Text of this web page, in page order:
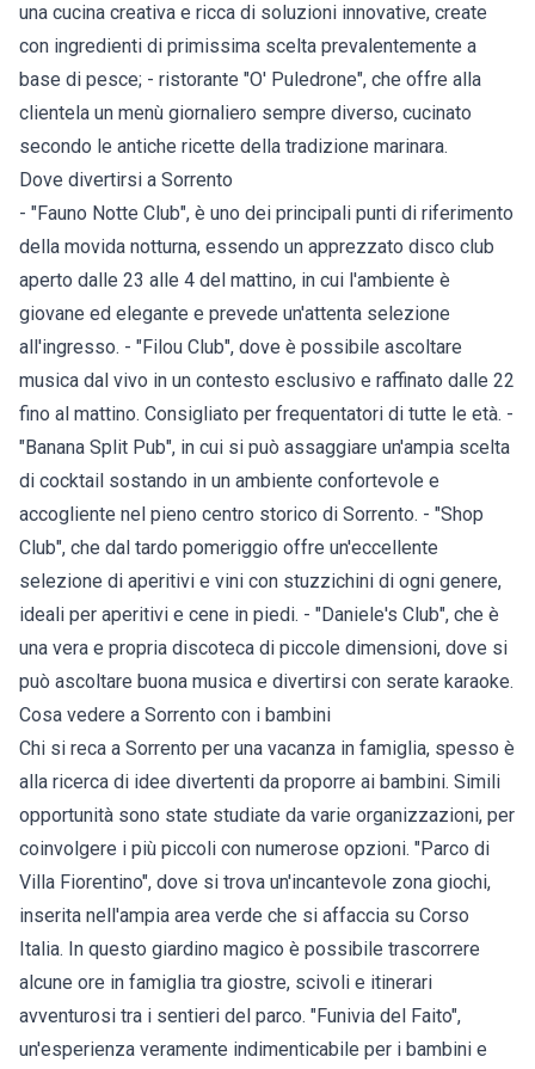
una cucina creativa e ricca di soluzioni innovative, create
con ingredienti di primissima scelta prevalentemente a
base di pesce; - ristorante "O' Puledrone", che offre alla
clientela un menù giornaliero sempre diverso, cucinato
secondo le antiche ricette della tradizione marinara.
Dove divertirsi a Sorrento
- "Fauno Notte Club", è uno dei principali punti di riferimento
della movida notturna, essendo un apprezzato disco club
aperto dalle 23 alle 4 del mattino, in cui l'ambiente è
giovane ed elegante e prevede un'attenta selezione
all'ingresso. - "Filou Club", dove è possibile ascoltare
musica dal vivo in un contesto esclusivo e raffinato dalle 22
fino al mattino. Consigliato per frequentatori di tutte le età. -
"Banana Split Pub", in cui si può assaggiare un'ampia scelta
di cocktail sostando in un ambiente confortevole e
accogliente nel pieno centro storico di Sorrento. - "Shop
Club", che dal tardo pomeriggio offre un'eccellente
selezione di aperitivi e vini con stuzzichini di ogni genere,
ideali per aperitivi e cene in piedi. - "Daniele's Club", che è
una vera e propria discoteca di piccole dimensioni, dove si
può ascoltare buona musica e divertirsi con serate karaoke.
Cosa vedere a Sorrento con i bambini
Chi si reca a Sorrento per una vacanza in famiglia, spesso è
alla ricerca di idee divertenti da proporre ai bambini. Simili
opportunità sono state studiate da varie organizzazioni, per
coinvolgere i più piccoli con numerose opzioni. "Parco di
Villa Fiorentino", dove si trova un'incantevole zona giochi,
inserita nell'ampia area verde che si affaccia su Corso
Italia. In questo giardino magico è possibile trascorrere
alcune ore in famiglia tra giostre, scivoli e itinerari
avventurosi tra i sentieri del parco. "Funivia del Faito",
un'esperienza veramente indimenticabile per i bambini e